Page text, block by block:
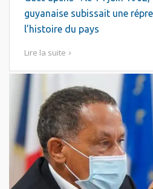
guyanaise subissait une
l’histoire du pays
Lire la suite